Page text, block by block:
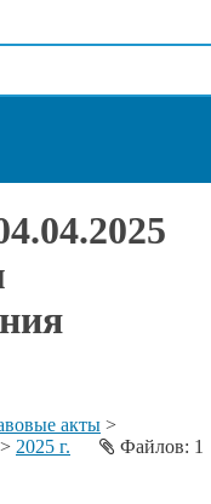
акты >
> 2025 г. Файлов: 1